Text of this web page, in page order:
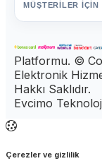
MÜŞTERİLER İÇİN
Platformu. ©
Elektronik
Hakkı Saklıdır.
Evcimo
Çerezler ve gizlilik